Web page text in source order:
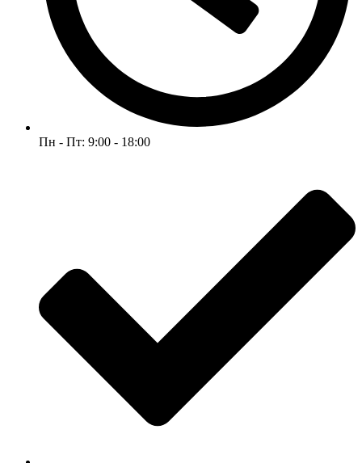
Пн - Пт: 9:00 - 18:00